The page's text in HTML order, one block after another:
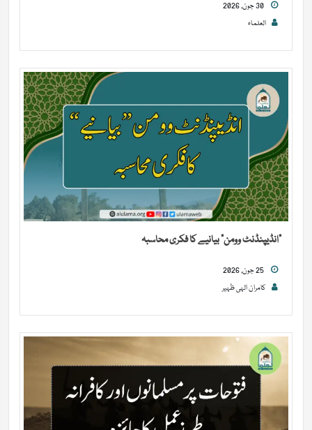
العلماء
“انڈیپنڈنٹ وومن” بیانیے کا فکری محاسبہ
کامران الہی ظہیر